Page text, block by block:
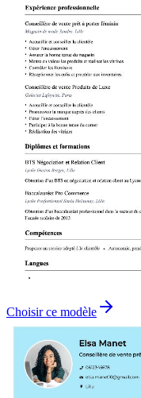
Choisir ce modèle